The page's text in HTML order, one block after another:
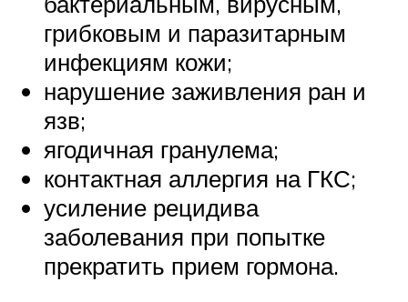
грибковым и паразитарным
инфекциям кожи;
нарушение заживления ран и
язв;
ягодичная гранулема;
контактная аллергия на ГКС;
усиление рецидива
заболевания при попытке
прекратить прием гормона.